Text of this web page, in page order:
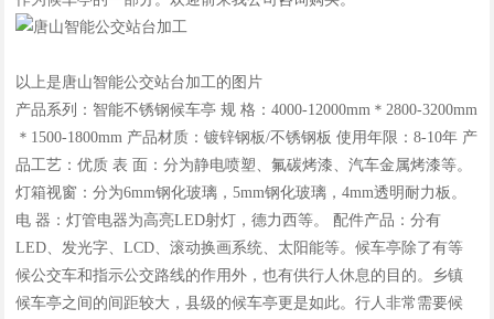
以上是唐山智能公交站台加工的图片
产品系列：智能不锈钢候车亭 规 格：4000-12000mm＊2800-3200mm
＊1500-1800mm 产品材质：镀锌钢板/不锈钢板 使用年限：8-10年 产
品工艺：优质 表 面：分为静电喷塑、氟碳烤漆、汽车金属烤漆等。
灯箱视窗：分为6mm钢化玻璃，5mm钢化玻璃，4mm透明耐力板。
电 器：灯管电器为高亮LED射灯，德力西等。 配件产品：分有
LED、发光字、LCD、滚动换画系统、太阳能等。候车亭除了有等
候公交车和指示公交路线的作用外，也有供行人休息的目的。乡镇
候车亭之间的间距较大，县级的候车亭更是如此。行人非常需要候